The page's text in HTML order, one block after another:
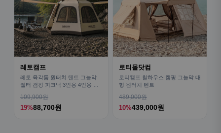
레토캠프
레토 육각돔 원터치 텐트 그늘막
쉘터 캠핑 피크닉 3인용 4인용 패
109,900원
19%88,700원
로티몰닷컴
로티캠프 힐하우스 캠핑 그늘막 대
형 원터치 텐트
489,000원
10%439,000원